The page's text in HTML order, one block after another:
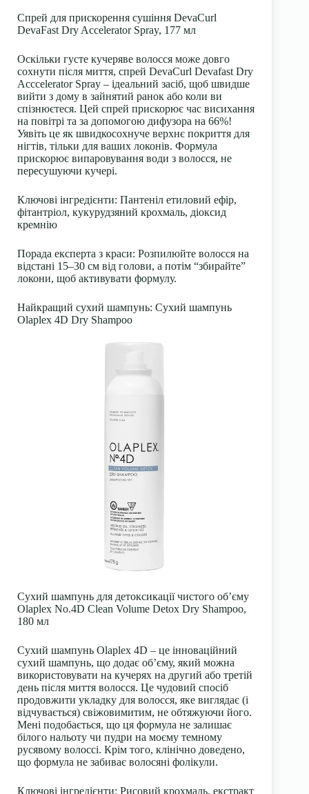
Спрей для прискорення сушіння DevaCurl
DevaFast Dry Accelerator Spray, 177 мл
Оскільки густе кучеряве волосся може довго
сохнути після миття, спрей DevaCurl Devafast Dry
Acccelerator Spray – ідеальний засіб, щоб швидше
вийти з дому в зайнятий ранок або коли ви
спізнюєтеся. Цей спрей прискорює час висихання
на повітрі та за допомогою дифузора на 66%!
Уявіть це як швидкосохнуче верхнє покриття для
нігтів, тільки для ваших локонів. Формула
прискорює випаровування води з волосся, не
пересушуючи кучері.
Ключові інгредієнти: Пантеніл етиловий ефір,
фітантріол, кукурудзяний крохмаль, діоксид
кремнію
Порада експерта з краси: Розпилюйте волосся на
відстані 15–30 см від голови, а потім “збирайте”
локони, щоб активувати формулу.
Найкращий сухий шампунь: Сухий шампунь
Olaplex 4D Dry Shampoo
Сухий шампунь для детоксикації чистого об’єму
Olaplex No.4D Clean Volume Detox Dry Shampoo,
180 мл
Сухий шампунь Olaplex 4D – це інноваційний
сухий шампунь, що додає об’єму, який можна
використовувати на кучерях на другий або третій
день після миття волосся. Це чудовий спосіб
продовжити укладку для волосся, яке виглядає (і
відчувається) свіжовимитим, не обтяжуючи його.
Мені подобається, що ця формула не залишає
білого нальоту чи пудри на моєму темному
русявому волоссі. Крім того, клінічно доведено,
що формула не забиває волосяні фолікули.
Ключові інгредієнти: Рисовий крохмаль, екстракт